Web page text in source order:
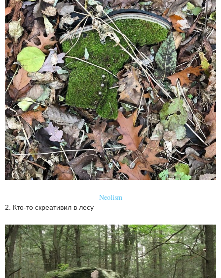
Neolism
2. Кто-то скреативил в лесу